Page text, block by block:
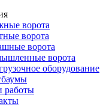
ворота
ворота
ворота
ворота
оборудование
работы